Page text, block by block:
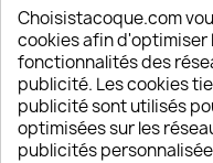
Depuis 2009,
sont satisfaits de nos
Un SAV à
Notre SAV est
Choisistacoque.com
cookies afin d'optimiser
fonctionnalités des
publicité. Les cookies
publicité sont utilisés
optimisées sur les
publicités